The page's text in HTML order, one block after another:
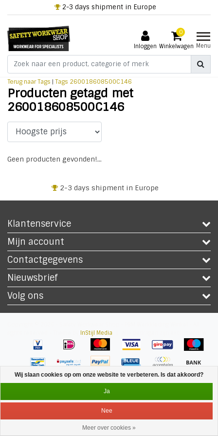
2-3 days shipment in Europe
Inloggen
0
Winkelwagen Menu
Terug naar Tags | Tags 260018608500C146
Producten getagd met
260018608500C146
Geen producten gevonden!...
2-3 days shipment in Europe
Klantenservice
Mijn account
Contactgegevens
Nieuwsbrief
Volg ons
InStijl Media
Menu Inloggen
Wij slaan cookies op om onze website te verbeteren. Is dat akkoord?
Ja
Nee
Meer over cookies »